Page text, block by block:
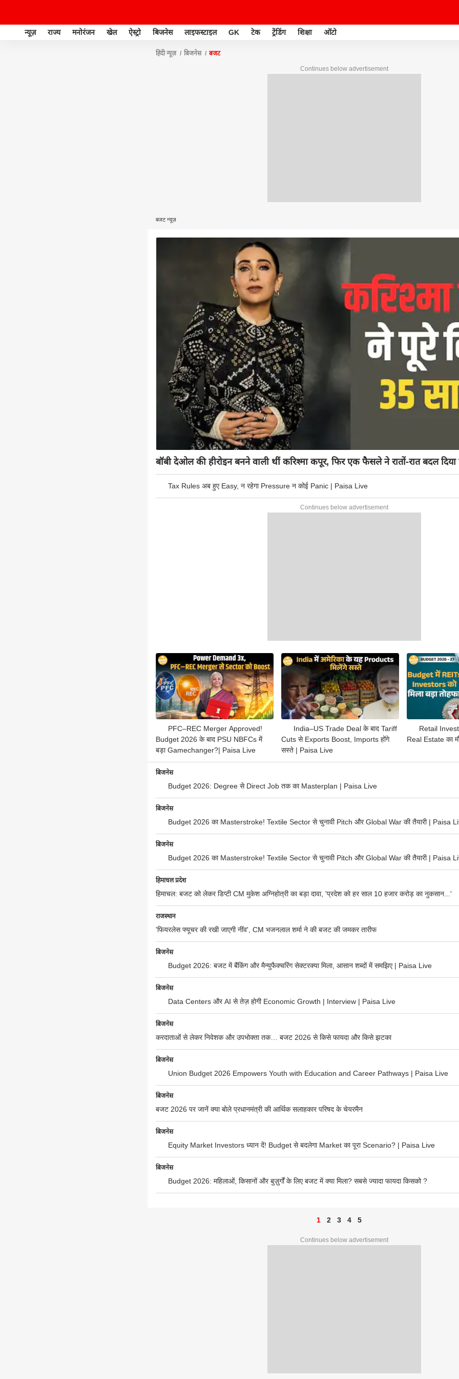
न्यूज़ राज्य मनोरंजन खेल ऐस्ट्रो बिजनेस लाइफस्टाइल GK टेक ट्रेंडिंग शिक्षा ऑटो
हिंदी न्यूज़ बिजनेस बजट
Continues below advertisement
बजट न्यूज़
बॉबी देओल की हीरोइन बनने वाली थीं करिश्मा कपूर, फिर एक फैसले ने रातों-रात बदल दिया
Tax Rules अब हुए Easy, न रहेगा Pressure न कोई Panic | Paisa Live
Continues below advertisement
PFC–REC Merger Approved!
Budget 2026 के बाद PSU NBFCs में
बड़ा Gamechanger?| Paisa Live
India–US Trade Deal के बाद Tariff
Cuts से Exports Boost, Imports होंगे
सस्ते | Paisa Live
Retail
Real Estate का
बिजनेस
Budget 2026: Degree से Direct Job तक का Masterplan | Paisa Live
बिजनेस
Budget 2026 का Masterstroke! Textile Sector से चुनावी Pitch और Global War की तैयारी | Paisa
बिजनेस
Budget 2026 का Masterstroke! Textile Sector से चुनावी Pitch और Global War की तैयारी | Paisa
हिमाचल प्रदेश
हिमाचल: बजट को लेकर डिप्टी CM मुकेश अग्निहोत्री का बड़ा दावा, 'प्रदेश को हर साल 10 हजार करोड़ का नुकसान...'
राजस्थान
'फियरलेस फ्यूचर की रखी जाएगी नींव', CM भजनलाल शर्मा ने की बजट की जमकर तारीफ
बिजनेस
Budget 2026: बजट में बैंकिंग और मैन्युफैक्चरिंग सेक्टरक्या मिला, आसान शब्दों में समझिए | Paisa Live
बिजनेस
Data Centers और AI से तेज़ होगी Economic Growth | Interview | Paisa Live
बिजनेस
करदाताओं से लेकर निवेशक और उपभोक्ता तक… बजट 2026 से किसे फायदा और किसे झटका
बिजनेस
Union Budget 2026 Empowers Youth with Education and Career Pathways | Paisa Live
बिजनेस
बजट 2026 पर जानें क्या बोले प्रधानमंत्री की आर्थिक सलाहकार परिषद के चेयरमैन
बिजनेस
Equity Market Investors ध्यान दें! Budget से बदलेगा Market का पूरा Scenario? | Paisa Live
बिजनेस
Budget 2026: महिलाओं, किसानों और बुज़ुर्गों के लिए बजट में क्या मिला? सबसे ज्यादा फायदा किसको ?
1 2 3 4 5
Continues below advertisement